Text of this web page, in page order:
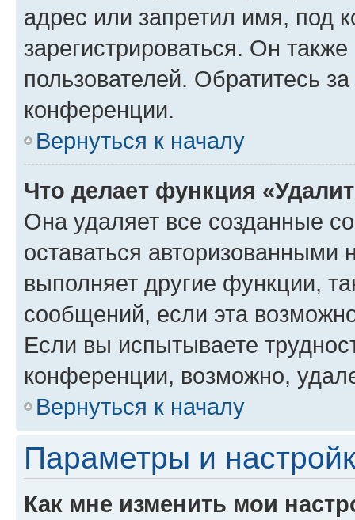
адрес или запретил имя, под
зарегистрироваться. Он
пользователей. Обратитесь
конференции.
Вернуться к началу
Что делает функция
Она удаляет все созданные
оставаться авторизованными
выполняет другие функции,
сообщений, если эта
Если вы испытываете
конференции, возможно,
Вернуться к началу
Параметры и
Как мне изменить мои